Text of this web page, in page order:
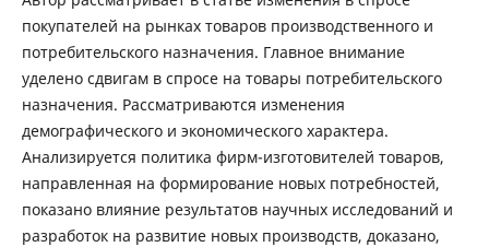
покупателей на рынках товаров производственного и
потребительского назначения. Главное внимание
уделено сдвигам в спросе на товары потребительского
назначения. Рассматриваются изменения
демографического и экономического характера.
Анализируется политика фирм-изготовителей товаров,
направленная на формирование новых потребностей,
показано влияние результатов научных исследований и
разработок на развитие новых производств, доказано,